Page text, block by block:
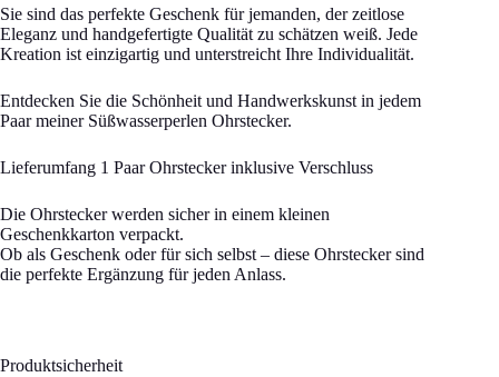
Sie sind das perfekte Geschenk für jemanden, der zeitlose
Eleganz und handgefertigte Qualität zu schätzen weiß. Jede
Kreation ist einzigartig und unterstreicht Ihre Individualität.
Entdecken Sie die Schönheit und Handwerkskunst in jedem
Paar meiner Süßwasserperlen Ohrstecker.
Lieferumfang 1 Paar Ohrstecker inklusive Verschluss
Die Ohrstecker werden sicher in einem kleinen
Geschenkkarton verpackt.
Ob als Geschenk oder für sich selbst – diese Ohrstecker sind
die perfekte Ergänzung für jeden Anlass.
Produktsicherheit